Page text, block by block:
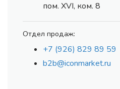
пом. XVI, ком. 8
Отдел продаж:
+7 (926) 829 89 59
b2b@iconmarket.ru